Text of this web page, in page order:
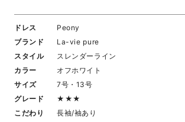
ドレス
Peony
ブランド
La-vie pure
スタイル
スレンダーライン
カラー
オフホワイト
サイズ
7号・13号
グレード
★★★
こだわり
長袖/袖あり